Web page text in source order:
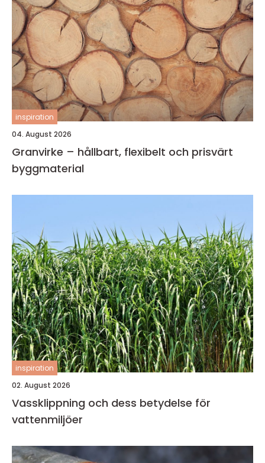
inspiration
04. August 2026
Granvirke – hållbart, flexibelt och prisvärt
byggmaterial
inspiration
02. August 2026
Vassklippning och dess betydelse för
vattenmiljöer